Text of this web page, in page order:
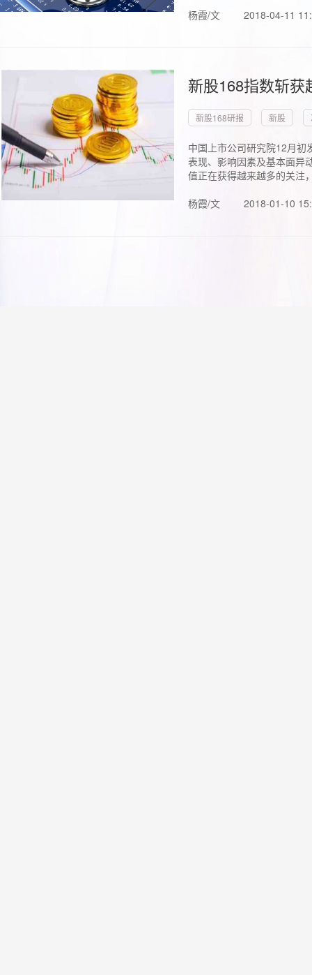
杨霞/文 2018-04-11
新股168指数斩
新股168研报 新股
中国上市公司研究院12月初
表现、影响因素及基本面异
值正在获得越来越多的关注
杨霞/文
2018-01-10